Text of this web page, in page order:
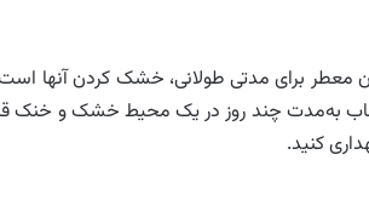
معطر برای مدتی طولانی، خشک کردن آنها
به‌مدت چند روز در یک محیط خشک و خنک
کنید.